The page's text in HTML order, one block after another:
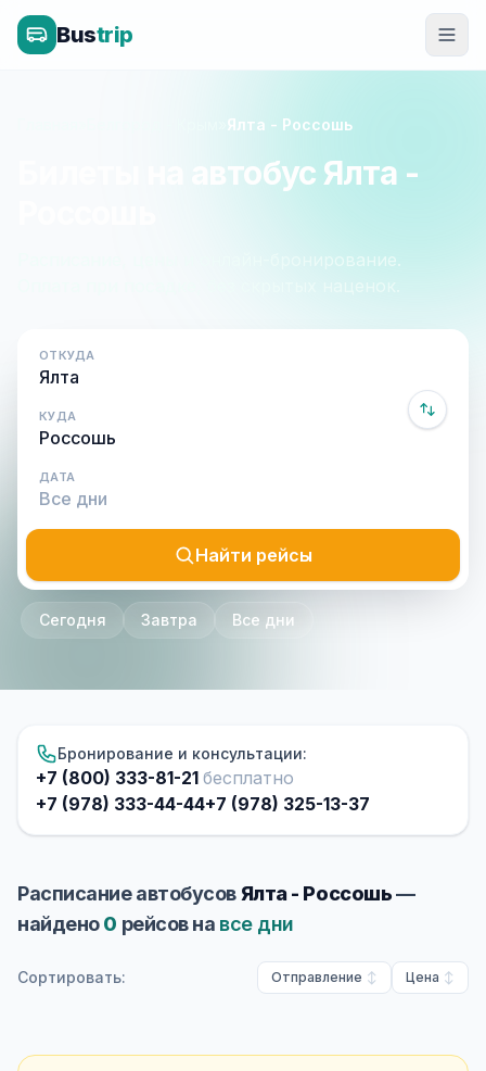
Bustrip
Ялта - Россошь
Билеты на автобус Ялта -
Расписание, цены и онлайн-бронирование.
Оплата при посадке, без скрытых наценок.
ОТКУДА
КУДА
ДАТА
Найти рейсы
Сегодня Завтра Все дни
Бронирование и консультации:
+7 (800) 333-81-21 бесплатно
+7 (978) 333-44-44+7 (978) 325-13-37
Расписание автобусов Ялта - Россошь—
найдено0 рейсов на все дни
Сортировать: Отправление Цена